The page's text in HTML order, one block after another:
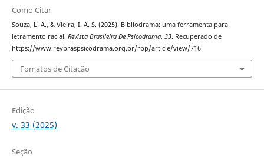
Como Citar
Souza, L. A., & Vieira, I. A. S. (2025). Bibliodrama: uma ferramenta para
letramento racial. Revista Brasileira De Psicodrama, 33. Recuperado de
https://www.revbraspsicodrama.org.br/rbp/article/view/716
Fomatos de Citação
Edição
v. 33 (2025)
Seção